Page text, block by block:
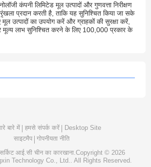
कंपनी लिमिटेड मूल उत्पादों और गुणवत्ता निरीक्षण
प्रदान करती है, ताकि यह सुनिश्चित किया जा सके
उत्पादों का उपयोग करें और ग्राहकों की सुरक्षा करें,
मूल्य लाभ सुनिश्चित करने के लिए 100,000 प्रकार के
बारे में हमसे संपर्क करें
Desktop Site
साइटमैप
गोपनीयता नीति
आई.सी चीन का कारखाना.Copyright © 2026
Technology Co., Ltd.. All Rights Reserved.